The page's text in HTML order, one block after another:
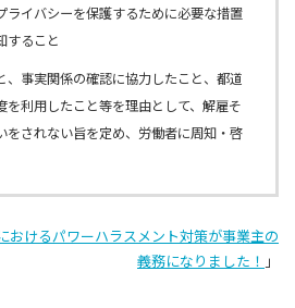
ライバシーを保護するために必要な措置
すること
、事実関係の確認に協力したこと、都道
を利用したこと等を理由として、解雇そ
をされない旨を定め、労働者に周知・啓
おけるパワーハラスメント対策が事業主の
義務になりました！ 」